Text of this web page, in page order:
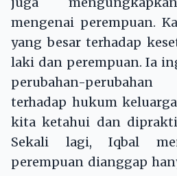
mengenai perempuan.
yang besar terhadap
laki dan perempuan. Ia
perubahan-
terhadap hukum
kita ketahui dan
Sekali lagi, Iqbal
perempuan dianggap